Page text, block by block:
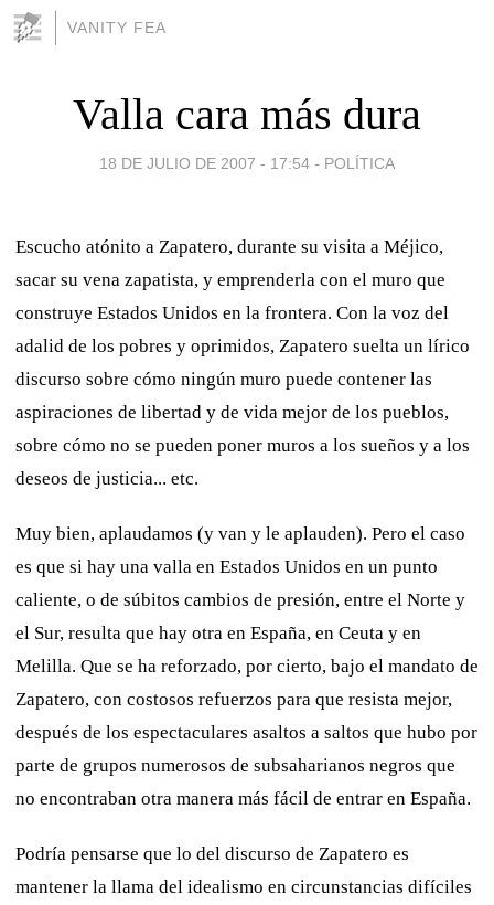
VANITY FEA
Valla cara más dura
18 DE JULIO DE 2007 - 17:54 - POLÍTICA
Escucho atónito a Zapatero, durante su visita a Méjico,
sacar su vena zapatista, y emprenderla con el muro que
construye Estados Unidos en la frontera. Con la voz del
adalid de los pobres y oprimidos, Zapatero suelta un lírico
discurso sobre cómo ningún muro puede contener las
aspiraciones de libertad y de vida mejor de los pueblos,
sobre cómo no se pueden poner muros a los sueños y a los
deseos de justicia... etc.
Muy bien, aplaudamos (y van y le aplauden). Pero el caso
es que si hay una valla en Estados Unidos en un punto
caliente, o de súbitos cambios de presión, entre el Norte y
el Sur, resulta que hay otra en España, en Ceuta y en
Melilla. Que se ha reforzado, por cierto, bajo el mandato de
Zapatero, con costosos refuerzos para que resista mejor,
después de los espectaculares asaltos a saltos que hubo por
parte de grupos numerosos de subsaharianos negros que
no encontraban otra manera más fácil de entrar en España.
Podría pensarse que lo del discurso de Zapatero es
mantener la llama del idealismo en circunstancias difíciles